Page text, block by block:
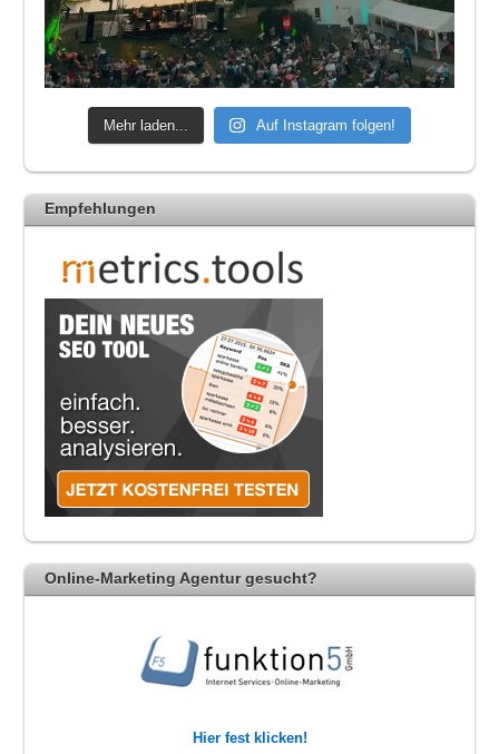
Mehr laden... Auf Instagram folgen!
Empfehlungen
Online-Marketing Agentur gesucht?
Hier fest klicken!